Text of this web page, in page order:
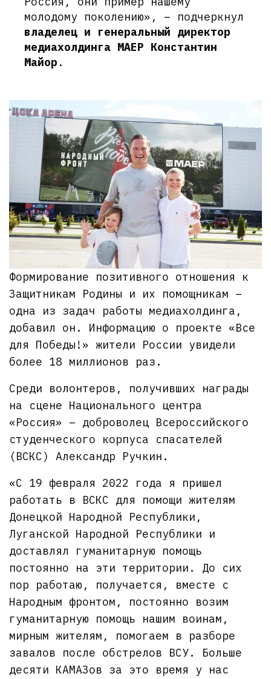
молодому поколению», – подчеркнул
владелец и генеральный директор
медиахолдинга МАЕР Константин
Майор .
Формирование позитивного отношения к
Защитникам Родины и их помощникам –
одна из задач работы медиахолдинга,
добавил он. Информацию о проекте «Все
для Победы!» жители России увидели
более 18 миллионов раз.
Среди волонтеров, получивших награды
на сцене Национального центра
«Россия» – доброволец Всероссийского
студенческого корпуса спасателей
(ВСКС) Александр Ручкин.
«С 19 февраля 2022 года я пришел
работать в ВСКС для помощи жителям
Донецкой Народной Республики,
Луганской Народной Республики и
доставлял гуманитарную помощь
постоянно на эти территории. До сих
пор работаю, получается, вместе с
Народным фронтом, постоянно возим
гуманитарную помощь нашим воинам,
мирным жителям, помогаем в разборе
завалов после обстрелов ВСУ. Больше
десяти КАМАЗов за это время у нас